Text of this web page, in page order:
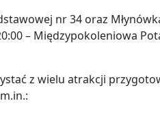
nr 34 oraz
– Międzypokoleniowa
z wielu atrakcji